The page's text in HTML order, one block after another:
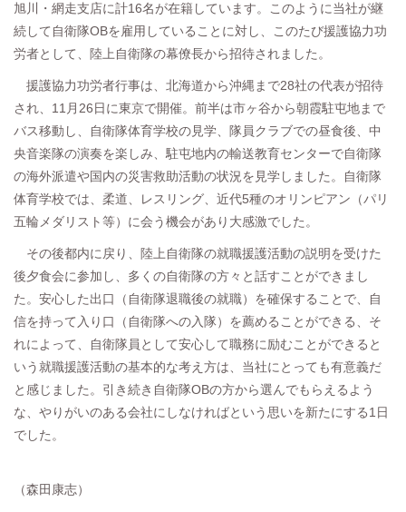
旭川・網走支店に計16名が在籍しています。このように当社が継
続して自衛隊OBを雇用していることに対し、このたび援護協力功
労者として、陸上自衛隊の幕僚長から招待されました。
援護協力功労者行事は、北海道から沖縄まで28社の代表が招待
され、11月26日に東京で開催。前半は市ヶ谷から朝霞駐屯地まで
バス移動し、自衛隊体育学校の見学、隊員クラブでの昼食後、中
央音楽隊の演奏を楽しみ、駐屯地内の輸送教育センターで自衛隊
の海外派遣や国内の災害救助活動の状況を見学しました。自衛隊
体育学校では、柔道、レスリング、近代5種のオリンピアン（パリ
五輪メダリスト等）に会う機会があり大感激でした。
その後都内に戻り、陸上自衛隊の就職援護活動の説明を受けた
後夕食会に参加し、多くの自衛隊の方々と話すことができまし
た。安心した出口（自衛隊退職後の就職）を確保することで、自
信を持って入り口（自衛隊への入隊）を薦めることができる、そ
れによって、自衛隊員として安心して職務に励むことができると
いう就職援護活動の基本的な考え方は、当社にとっても有意義だ
と感じました。引き続き自衛隊OBの方から選んでもらえるよう
な、やりがいのある会社にしなければという思いを新たにする1日
でした。
（森田康志）